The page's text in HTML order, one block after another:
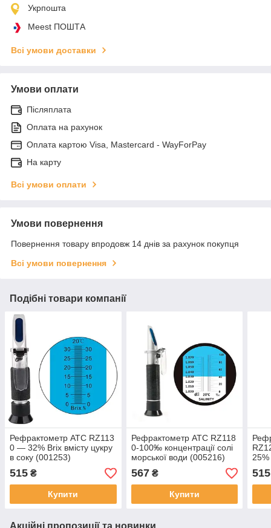
Укрпошта
Meest ПОШТА
Всі умови доставки
Умови оплати
Післяплата
Оплата на рахунок
Оплата картою Visa, Mastercard - WayForPay
На карту
Всі умови оплати
Умови повернення
Повернення товару впродовж 14 днів за рахунок покупця
Всі умови повернення
Подібні товари компанії
Рефрактометр ATC RZ113
0 — 32% Brix вмісту цукру
в соку (001253)
515 ₴
Купити
Рефрактометр ATC RZ118
0-100‰ концентрації солі
морської води (005216)
567₴
Купити
25%
515